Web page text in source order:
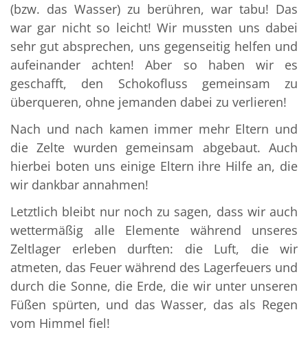
(bzw. das Wasser) zu berühren, war tabu! Das
war gar nicht so leicht! Wir mussten uns dabei
sehr gut absprechen, uns gegenseitig helfen und
aufeinander achten! Aber so haben wir es
geschafft, den Schokofluss gemeinsam zu
überqueren, ohne jemanden dabei zu verlieren!
Nach und nach kamen immer mehr Eltern und
die Zelte wurden gemeinsam abgebaut. Auch
hierbei boten uns einige Eltern ihre Hilfe an, die
wir dankbar annahmen!
Letztlich bleibt nur noch zu sagen, dass wir auch
wettermäßig alle Elemente während unseres
Zeltlager erleben durften: die Luft, die wir
atmeten, das Feuer während des Lagerfeuers und
durch die Sonne, die Erde, die wir unter unseren
Füßen spürten, und das Wasser, das als Regen
vom Himmel fiel!